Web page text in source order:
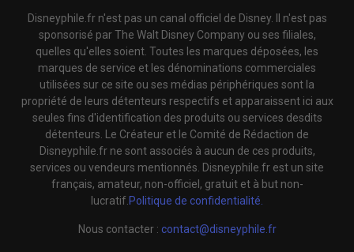
Disneyphile.fr n'est pas un canal officiel de Disney. Il n'est pas
sponsorisé par The Walt Disney Company ou ses filiales,
quelles qu'elles soient. Toutes les marques déposées, les
marques de service et les dénominations commerciales
utilisées sur ce site ou ses médias périphériques sont la
propriété de leurs détenteurs respectifs et apparaissent ici aux
seules fins d'identification des produits ou services desdits
détenteurs. Le Créateur et le Comité de Rédaction de
Disneyphile.fr ne sont associés à aucun de ces produits,
services ou vendeurs mentionnés. Disneyphile.fr est un site
français, amateur, non-officiel, gratuit et à but non-
lucratif. Politique de confidentialité.
Nous contacter : contact@disneyphile.fr